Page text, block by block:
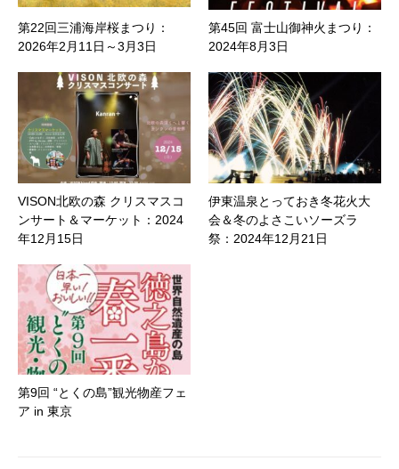
第22回三浦海岸桜まつり：
2026年2月11日～3月3日
第45回 富士山御神火まつり：
2024年8月3日
VISON北欧の森 クリスマスコ
ンサート＆マーケット：2024
年12月15日
伊東温泉とっておき冬花火大
会＆冬のよさこいソーズラ
祭：2024年12月21日
第9回 “とくの島”観光物産フェ
ア in 東京